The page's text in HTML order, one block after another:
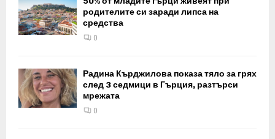
родителите си заради липса на
средства
0
Радина Кърджилова показа тяло за грях
след 3 седмици в Гърция, разтърси
мрежата
0